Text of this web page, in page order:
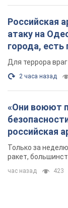
Российская
атаку на
города,
Для террора
2 часа назад
«Они воюют
российская
Одессе
Только за
ракет,
час назад 423